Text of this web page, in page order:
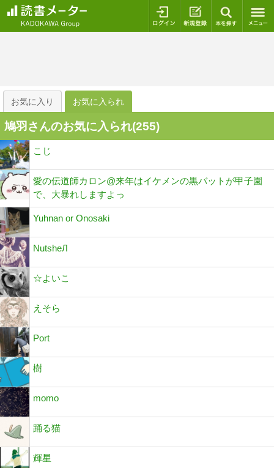
ログイン 新規登録
お気に入り お気に入られ
鳩羽さんのお気に入られ(255)
こじ
愛の伝道師カロン@来年はイケメンの黒バットが甲子園
で、大暴れしますよっ
Yuhnan or Onosaki
NutsheЛ
☆よいこ
えそら
Port
樹
momo
踊る猫
輝星